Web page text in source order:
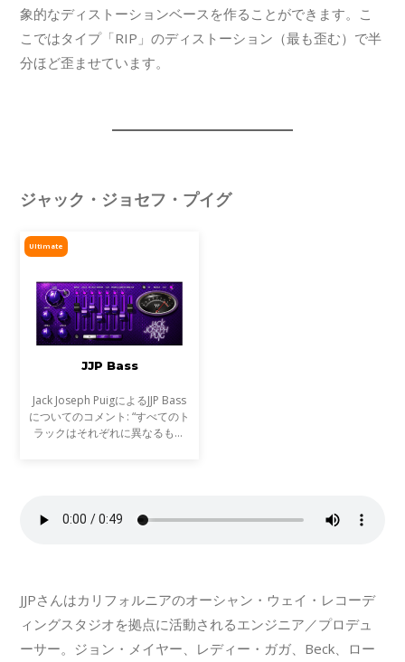
象的なディストーションベースを作ることができます。こ
こではタイプ「RIP」のディストーション（最も歪む）で半
分ほど歪ませています。
ジャック・ジョセフ・プイグ
Ultimate
JJP Bass
Jack Joseph PuigによるJJP Bass
についてのコメント: “すべてのト
ラックはそれぞれに異なるもの
JJPさんはカリフォルニアのオーシャン・ウェイ・レコーデ
ィングスタジオを拠点に活動されるエンジニア／プロデュ
ーサー。ジョン・メイヤー、レディー・ガガ、Beck、ロー